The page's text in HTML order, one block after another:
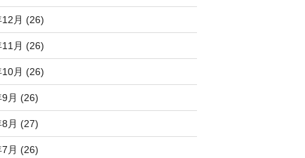
12月 (26)
11月 (26)
10月 (26)
月 (26)
月 (27)
月 (26)